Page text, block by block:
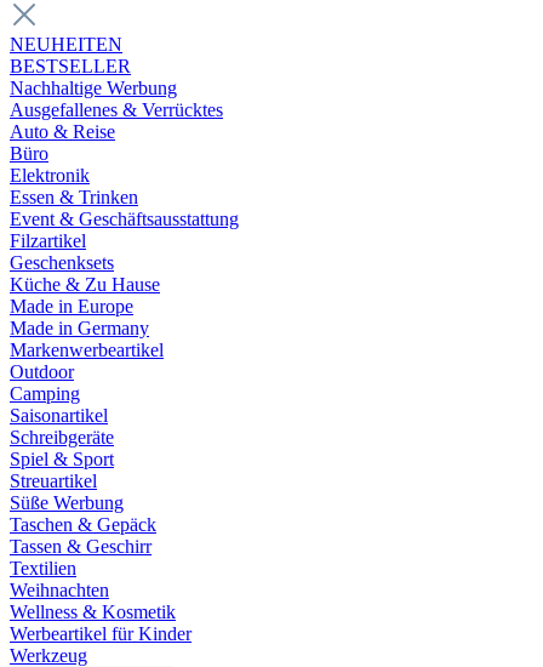
NEUHEITEN
BESTSELLER
Nachhaltige Werbung
Ausgefallenes & Verrücktes
Auto & Reise
Büro
Elektronik
Essen & Trinken
Event & Geschäftsausstattung
Filzartikel
Geschenksets
Küche & Zu Hause
Made in Europe
Made in Germany
Markenwerbeartikel
Outdoor
Camping
Saisonartikel
Schreibgeräte
Spiel & Sport
Streuartikel
Süße Werbung
Taschen & Gepäck
Tassen & Geschirr
Textilien
Weihnachten
Wellness & Kosmetik
Werbeartikel für Kinder
Werkzeug